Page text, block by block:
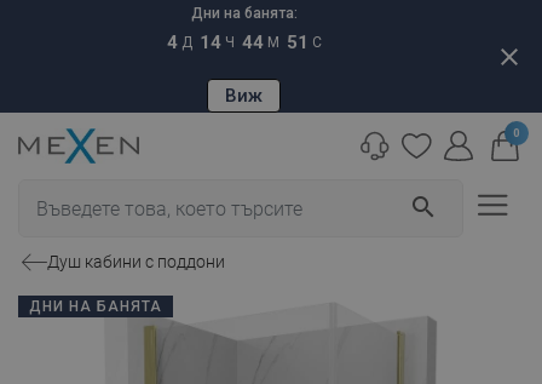
Дни на банята:
4 Д 14 Ч 44 М 50 С
Виж
close
search
0
Душ кабини с поддони
ДНИ НА БАНЯТА